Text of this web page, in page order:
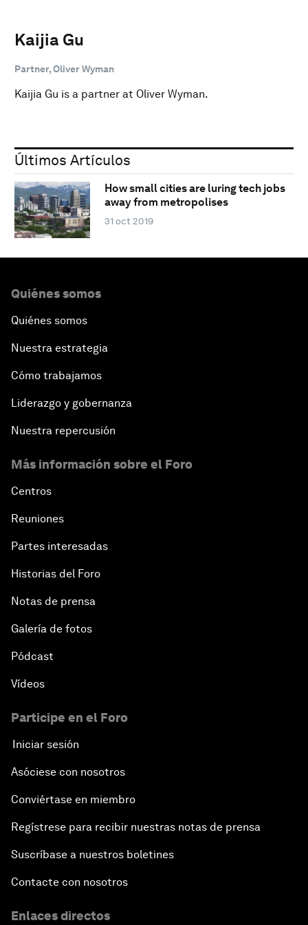
Kaijia Gu
Partner, Oliver Wyman
Kaijia Gu is a partner at Oliver Wyman.
Últimos Artículos
How small cities are luring tech jobs
away from metropolises
31 oct 2019
Quiénes somos
Quiénes somos
Nuestra estrategia
Cómo trabajamos
Liderazgo y gobernanza
Nuestra repercusión
Más información sobre el Foro
Centros
Reuniones
Partes interesadas
Historias del Foro
Notas de prensa
Galería de fotos
Pódcast
Vídeos
Participe en el Foro
Iniciar sesión
Asóciese con nosotros
Conviértase en miembro
Regístrese para recibir nuestras notas de prensa
Suscríbase a nuestros boletines
Contacte con nosotros
Enlaces directos